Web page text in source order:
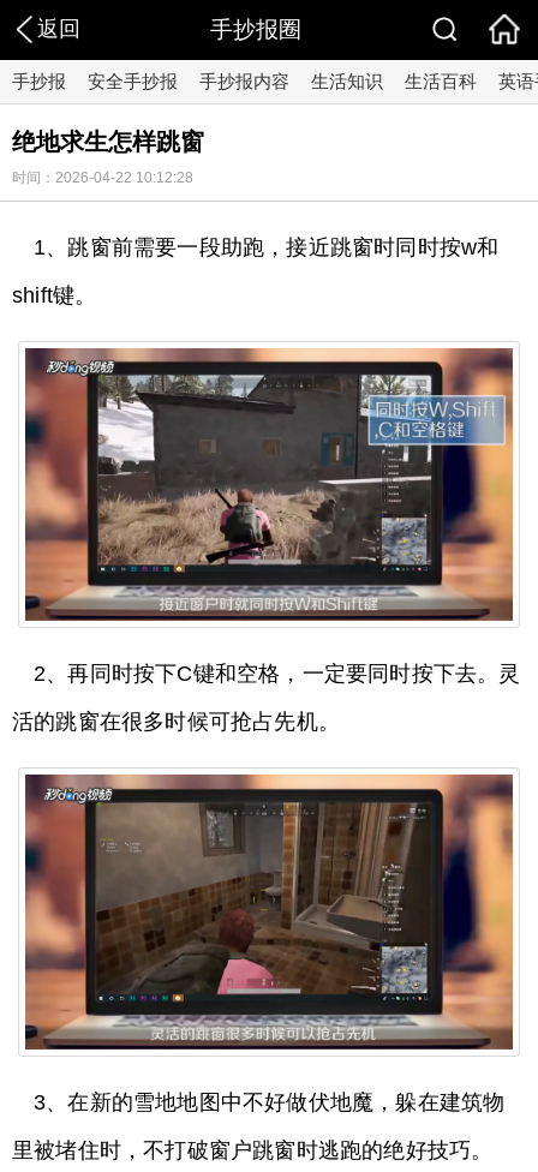
返回 手抄报圈
手抄报 安全手抄报 手抄报内容 生活知识 生活百科 英
绝地求生怎样跳窗
时间：2026-04-22 10:12:28
1、跳窗前需要一段助跑，接近跳窗时同时按w和
shift键。
2、再同时按下C键和空格，一定要同时按下去。灵
活的跳窗在很多时候可抢占先机。
3、在新的雪地地图中不好做伏地魔，躲在建筑物
里被堵住时，不打破窗户跳窗时逃跑的绝好技巧。